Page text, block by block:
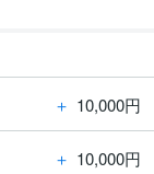
＋ 10,000円
＋ 10,000円